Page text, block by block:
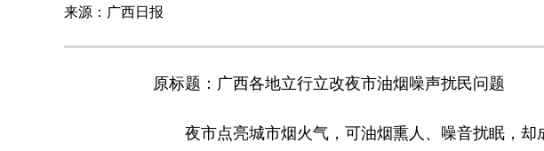
来源：广西日报
原标题：广西各地立行立改夜市油烟噪声扰民问题
夜市点亮城市烟火气，可油烟熏人、噪音扰眠，却